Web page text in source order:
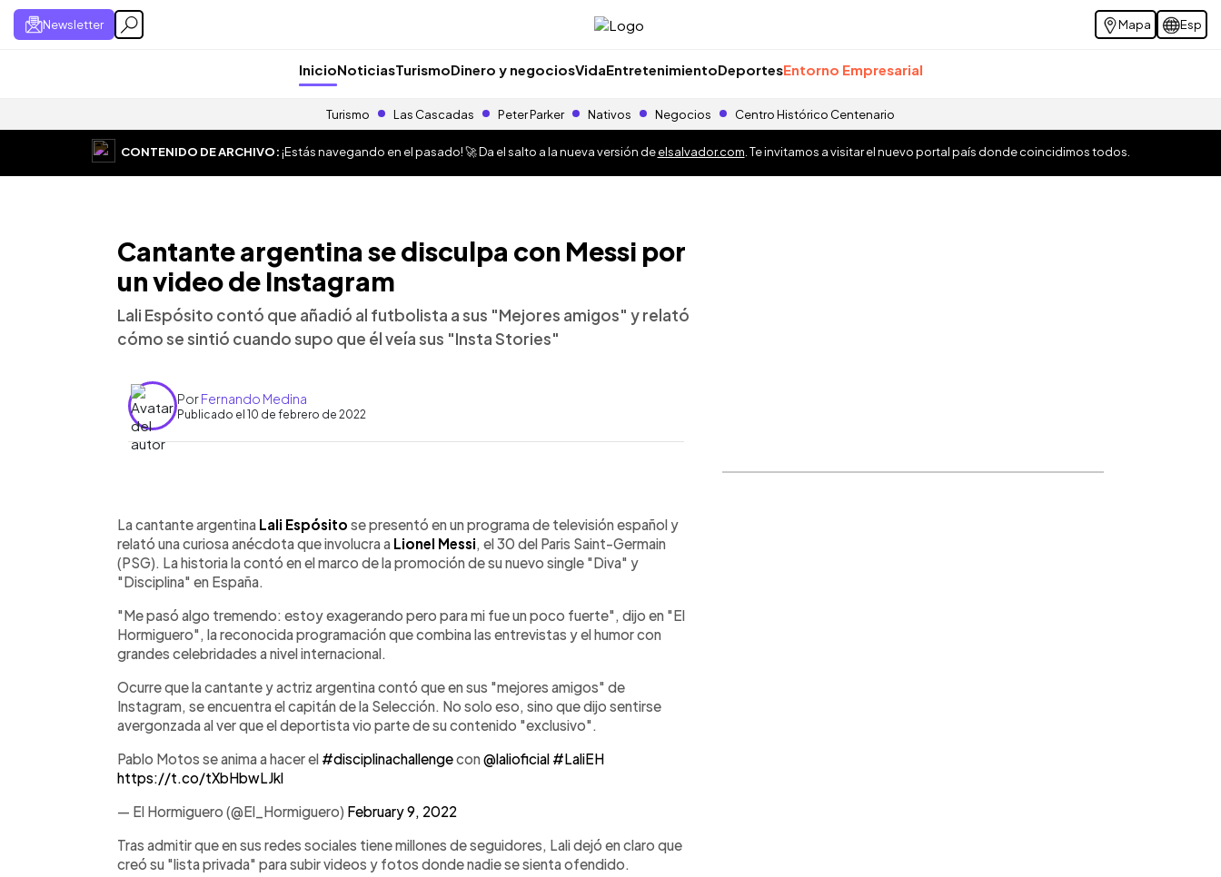
Newsletter Mapa Esp
InicioNoticiasTurismoDinero y negociosVidaEntretenimientoDeportesEntorno Empresarial
Turismo Las Cascadas Peter Parker Nativos Negocios Centro Histórico Centenario
CONTENIDO DE ARCHIVO:¡Estás navegando en el pasado! 🚀 Da el salto a la nueva versión deelsalvador.com . Te invitamos a visitar el nuevo portal país donde coincidimos todos.
Cantante argentina se disculpa con Messi por
un video de Instagram
Lali Espósito contó que añadió al futbolista a sus "Mejores amigos" y relató
cómo se sintió cuando supo que él veía sus "Insta Stories"
PorFernando Medina
Publicado el 10 de febrero de 2022
► Escuchar artículo
La cantante argentina Lali Espósito se presentó en un programa de televisión español y
relató una curiosa anécdota que involucra a Lionel Messi, el 30 del Paris Saint-Germain
(PSG). La historia la contó en el marco de la promoción de su nuevo single "Diva" y
"Disciplina" en España.
"Me pasó algo tremendo: estoy exagerando pero para mi fue un poco fuerte", dijo en "El
Hormiguero", la reconocida programación que combina las entrevistas y el humor con
grandes celebridades a nivel internacional.
Ocurre que la cantante y actriz argentina contó que en sus "mejores amigos" de
Instagram, se encuentra el capitán de la Selección. No solo eso, sino que dijo sentirse
avergonzada al ver que el deportista vio parte de su contenido "exclusivo".
Pablo Motos se anima a hacer el #disciplinachallengecon@lalioficial #LaliEH
https://t.co/tXbHbwLJkl
— El Hormiguero (@El_Hormiguero) February 9, 2022
Tras admitir que en sus redes sociales tiene millones de seguidores, Lali dejó en claro que
creó su "lista privada" para subir videos y fotos donde nadie se sienta ofendido.